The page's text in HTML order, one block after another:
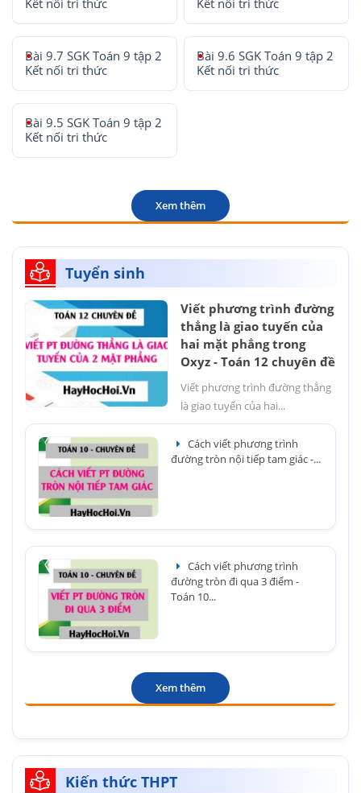
Kết nối tri thức Kết nối tri thức
Bài 9.7 SGK Toán 9 tập 2
Kết nối tri thức
Bài 9.6 SGK Toán 9 tập 2
Kết nối tri thức
Bài 9.5 SGK Toán 9 tập 2
Kết nối tri thức
Xem thêm
Tuyển sinh
Viết phương trình đường
thẳng là giao tuyến của
hai mặt phẳng trong
Oxyz - Toán 12 chuyên đề
Viết phương trình đường thẳng
là giao tuyến của hai...
Cách viết phương trình
đường tròn nội tiếp tam giác -...
Cách viết phương trình
đường tròn đi qua 3 điểm -
Toán 10...
Xem thêm
Kiến thức THPT